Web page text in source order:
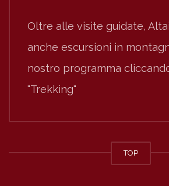
Oltre alle visite guidate,
anche escursioni in
nostro programma
"Trekking"
TOP